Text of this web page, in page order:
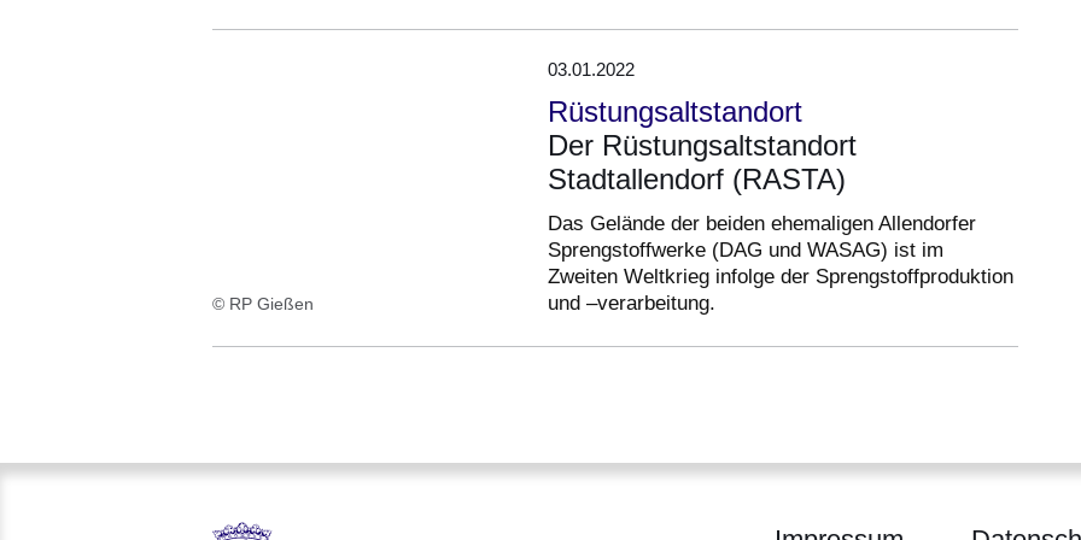
© RP Gießen
03.01.2022
Rüstungsaltstandort
Der Rüstungsaltstandort
Stadtallendorf (RASTA)
Das Gelände der beiden ehemaligen Allendorfer
Sprengstoffwerke (DAG und WASAG) ist im
Zweiten Weltkrieg infolge der Sprengstoffproduktion
und –verarbeitung.